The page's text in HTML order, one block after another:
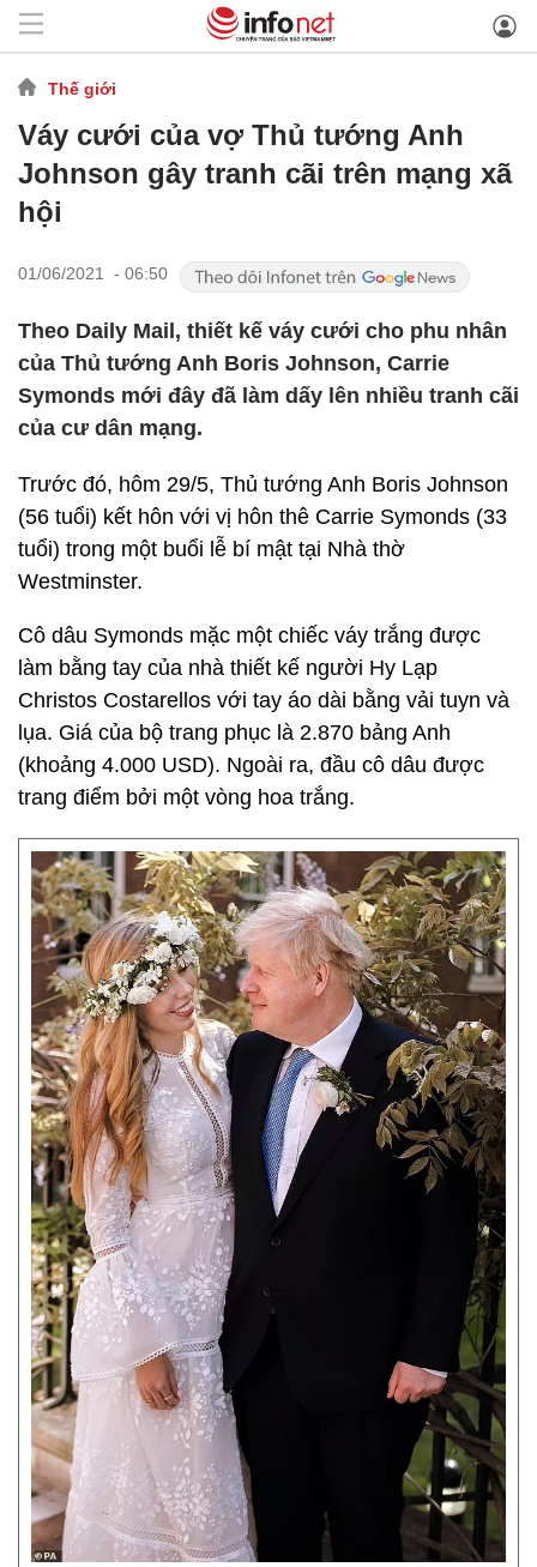
Thế giới
Váy cưới của vợ Thủ tướng Anh
Johnson gây tranh cãi trên mạng xã
hội
01/06/2021 - 06:50
Theo Daily Mail, thiết kế váy cưới cho phu nhân
của Thủ tướng Anh Boris Johnson, Carrie
Symonds mới đây đã làm dấy lên nhiều tranh cãi
của cư dân mạng.
Trước đó, hôm 29/5, Thủ tướng Anh Boris Johnson
(56 tuổi) kết hôn với vị hôn thê Carrie Symonds (33
tuổi) trong một buổi lễ bí mật tại Nhà thờ
Westminster.
Cô dâu Symonds mặc một chiếc váy trắng được
làm bằng tay của nhà thiết kế người Hy Lạp
Christos Costarellos với tay áo dài bằng vải tuyn và
lụa. Giá của bộ trang phục là 2.870 bảng Anh
(khoảng 4.000 USD). Ngoài ra, đầu cô dâu được
trang điểm bởi một vòng hoa trắng.